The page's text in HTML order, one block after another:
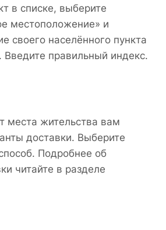
в списке, выберите
местоположение» и
своего населённого пункта
Введите правильный индекс.
места жительства вам
доставки. Выберите
Подробнее об
читайте в разделе